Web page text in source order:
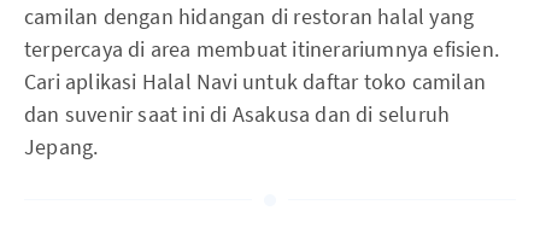
camilan dengan hidangan di restoran halal yang
terpercaya di area membuat itinerariumnya efisien.
Cari aplikasi Halal Navi untuk daftar toko camilan
dan suvenir saat ini di Asakusa dan di seluruh
Jepang.